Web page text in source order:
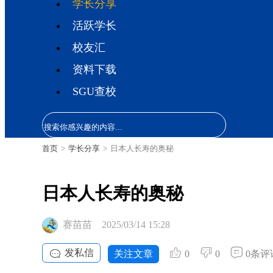
学长分享
活跃学长
校友汇
资料下载
SGU查校
首页 > 学长分享 > 日本人长寿的奥秘
日本人长寿的奥秘
赛苗苗 2025/03/14 15:28
发私信 关注文章 0 0 0条评